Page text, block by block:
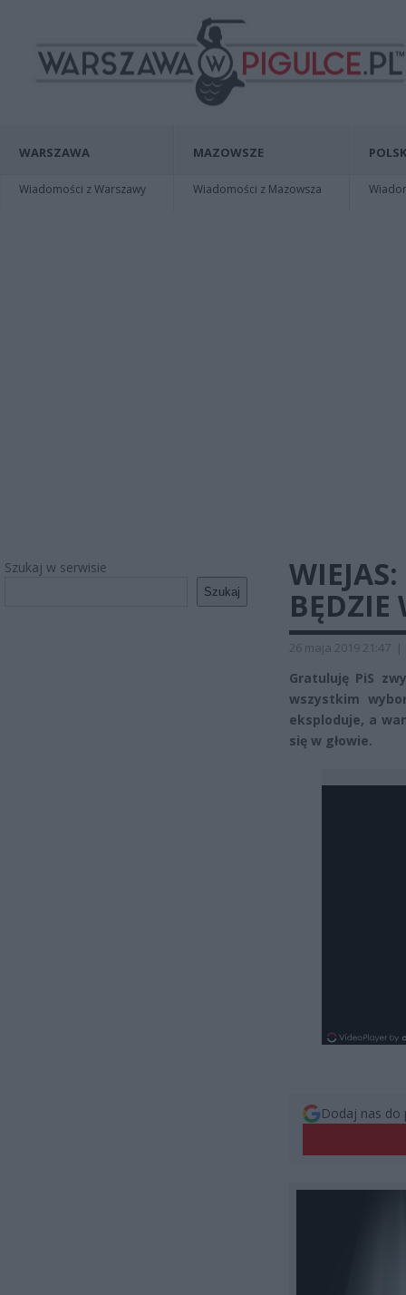
WARSZAWA
Wiadomości z Warszawy
MAZOWSZE
Wiadomości z Mazowsza
Szukaj w serwisie
Szukaj
BĘDZIE
26 maja 2019 21:47 |
Gratuluję PiS
wszystkim
eksploduje, a
się w głowie.
Dodaj nas do